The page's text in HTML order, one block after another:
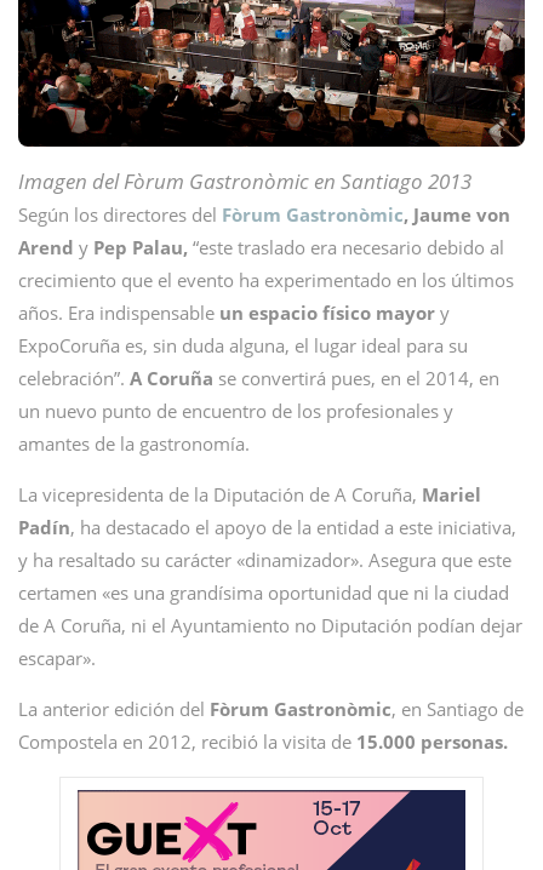
Imagen del Fòrum Gastronòmic en Santiago 2013
Según los directores del Fòrum Gastronòmic, Jaume von
Arend y Pep Palau, “este traslado era necesario debido al
crecimiento que el evento ha experimentado en los últimos
años. Era indispensable un espacio físico mayor y
ExpoCoruña es, sin duda alguna, el lugar ideal para su
celebración”. A Coruña se convertirá pues, en el 2014, en
un nuevo punto de encuentro de los profesionales y
amantes de la gastronomía.
La vicepresidenta de la Diputación de A Coruña, Mariel
Padín, ha destacado el apoyo de la entidad a este iniciativa,
y ha resaltado su carácter «dinamizador». Asegura que este
certamen «es una grandísima oportunidad que ni la ciudad
de A Coruña, ni el Ayuntamiento no Diputación podían dejar
escapar».
La anterior edición del Fòrum Gastronòmic, en Santiago de
Compostela en 2012, recibió la visita de 15.000 personas.